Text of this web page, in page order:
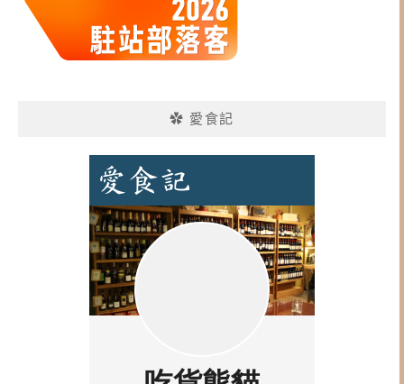
✿ 愛食記